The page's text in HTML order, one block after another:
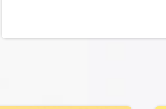
พ ในสังกัด ศธ. จำนวน 349